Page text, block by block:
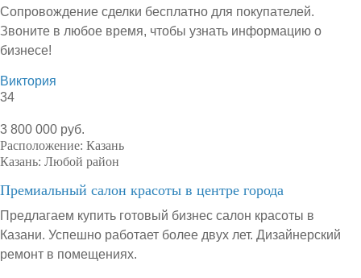
Сопровождение сделки бесплатно для покупателей.
Звоните в любое время, чтобы узнать информацию о
бизнесе!
Виктория
34
3 800 000 руб.
Расположение: Казань
Казань: Любой район
Премиальный салон красоты в центре города
Предлагаем купить готовый бизнес салон красоты в
Казани. Успешно работает более двух лет. Дизайнерский
ремонт в помещениях.